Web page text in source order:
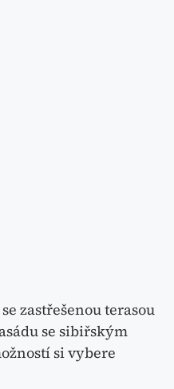
zastřešenou terasou
se sibiřským
si vybere